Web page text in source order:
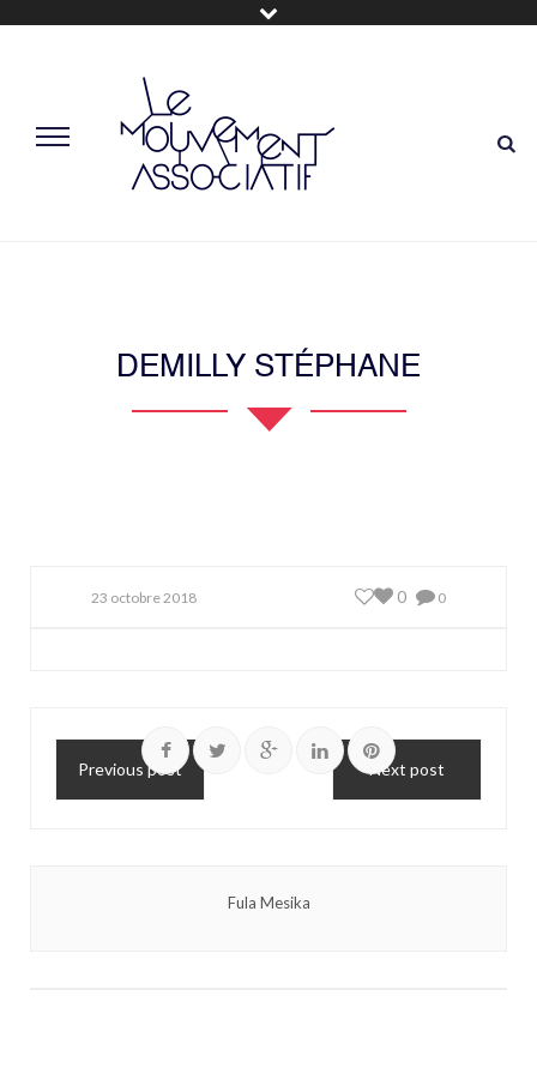
DEMILLY STÉPHANE
23 octobre 2018 0
0
Previous post Next post
Fula Mesika